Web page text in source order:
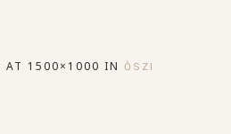
AT 1500×1000 IN ŐSZI